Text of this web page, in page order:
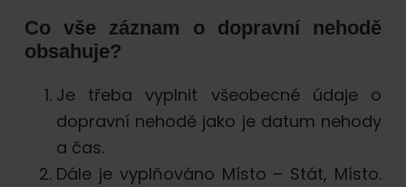
Co vše záznam o dopravní nehodě
obsahuje?
Je třeba vyplnit všeobecné údaje o
dopravní nehodě jako je datum nehody
a čas.
Dále je vyplňováno Místo – Stát, Místo.